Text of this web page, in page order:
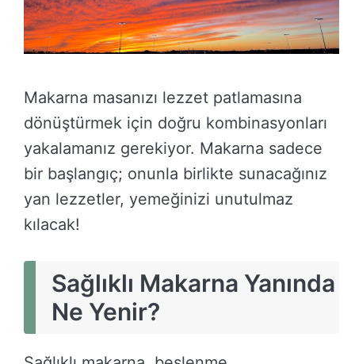
Makarna masanızı lezzet patlamasına
dönüştürmek için doğru kombinasyonları
yakalamanız gerekiyor. Makarna sadece
bir başlangıç; onunla birlikte sunacağınız
yan lezzetler, yemeğinizi unutulmaz
kılacak!
Sağlıklı Makarna Yanında
Ne Yenir?